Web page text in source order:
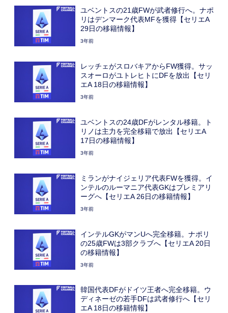
ユベントスの21歳FWが武者修行へ。ナポ
リはデンマーク代表MFを獲得【セリエA
29日の移籍情報】
3年前
レッチェがスロバキアからFW獲得。サッ
スオーロがユトレヒトにDFを放出【セリ
エA 18日の移籍情報】
3年前
ユベントスの24歳DFがレンタル移籍。ト
リノは主力を完全移籍で放出【セリエA
17日の移籍情報】
3年前
ミランがナイジェリア代表FWを獲得。イ
ンテルのルーマニア代表GKはプレミアリ
ーグへ【セリエA 26日の移籍情報】
3年前
インテルGKがマンUへ完全移籍。ナポリ
の25歳FWは3部クラブへ【セリエA 20日
の移籍情報】
3年前
韓国代表DFがドイツ王者へ完全移籍。ウ
ディネーゼの若手DFは武者修行へ【セリ
エA 18日の移籍情報】